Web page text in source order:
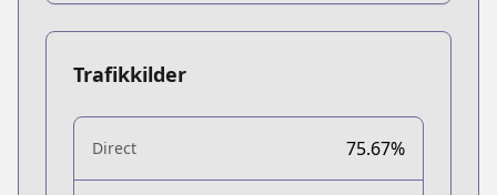
Trafikkilder
Direct 75.67%